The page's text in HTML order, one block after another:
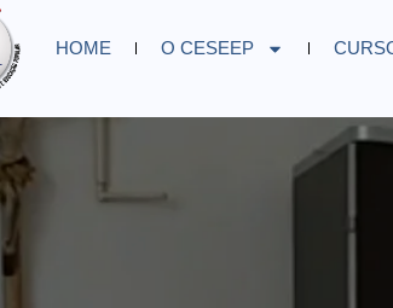
HOME O CESEEP